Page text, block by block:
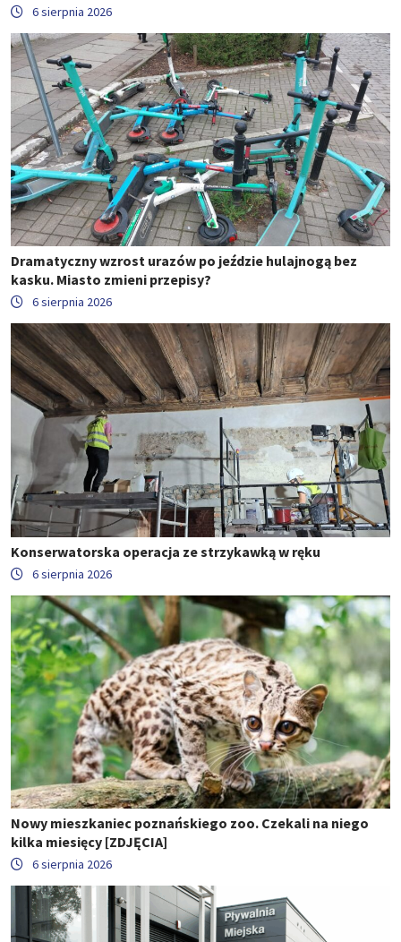
6 sierpnia 2026
Dramatyczny wzrost urazów po jeździe hulajnogą bez
kasku. Miasto zmieni przepisy?
6 sierpnia 2026
Konserwatorska operacja ze strzykawką w ręku
6 sierpnia 2026
Nowy mieszkaniec poznańskiego zoo. Czekali na niego
kilka miesięcy [ZDJĘCIA]
6 sierpnia 2026